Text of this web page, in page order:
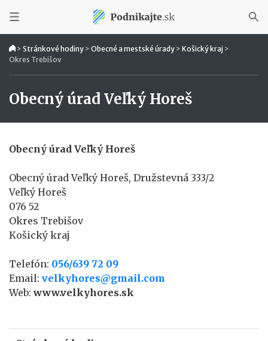
> Stránkové hodiny > Obecné a mestské úrady > Košický kraj >
Okres Trebišov
Obecný úrad Veľký Horeš
Obecný úrad Veľký Horeš
Obecný úrad Veľký Horeš, Družstevná 333/2
Veľký Horeš
076 52
Okres Trebišov
Košický kraj
Telefón: 056/639 72 09
Email: velkyhores@gmail.com
Web:www.velkyhores.sk